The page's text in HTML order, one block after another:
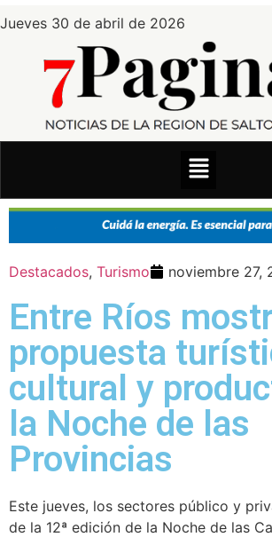
Jueves 30 de abril de 2026
Destacados, Turismo noviembre 27,
Entre Ríos
propuesta
cultural y
la Noche de las
Provincias
Este jueves, los sectores público y
de la 12ª edición de la Noche de las